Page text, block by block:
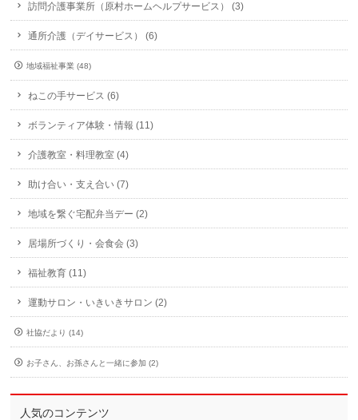
訪問介護事業所（原村ホームヘルプサービス） (3)
通所介護（デイサービス） (6)
地域福祉事業 (48)
ねこの手サービス (6)
ボランティア体験・情報 (11)
介護教室・料理教室 (4)
助け合い・支え合い (7)
地域を繋ぐ宅配弁当デー (2)
居場所づくり・会食会 (3)
福祉教育 (11)
運動サロン・いきいきサロン (2)
社協だより (14)
お子さん、お孫さんと一緒に参加 (2)
人気のコンテンツ